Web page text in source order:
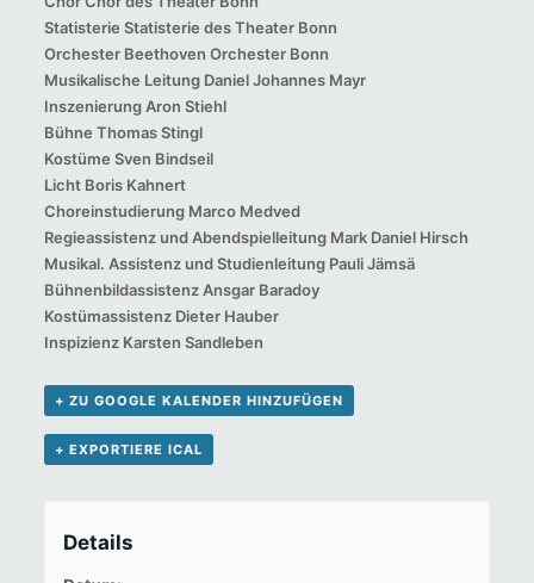
Statisterie Statisterie des Theater Bonn
Orchester Beethoven Orchester Bonn
Musikalische Leitung Daniel Johannes Mayr
Inszenierung Aron Stiehl
Bühne Thomas Stingl
Kostüme Sven Bindseil
Licht Boris Kahnert
Choreinstudierung Marco Medved
Regieassistenz und Abendspielleitung Mark Daniel Hirsch
Musikal. Assistenz und Studienleitung Pauli Jämsä
Bühnenbildassistenz Ansgar Baradoy
Kostümassistenz Dieter Hauber
Inspizienz Karsten Sandleben
+ ZU GOOGLE KALENDER HINZUFÜGEN
+ EXPORTIERE ICAL
Details